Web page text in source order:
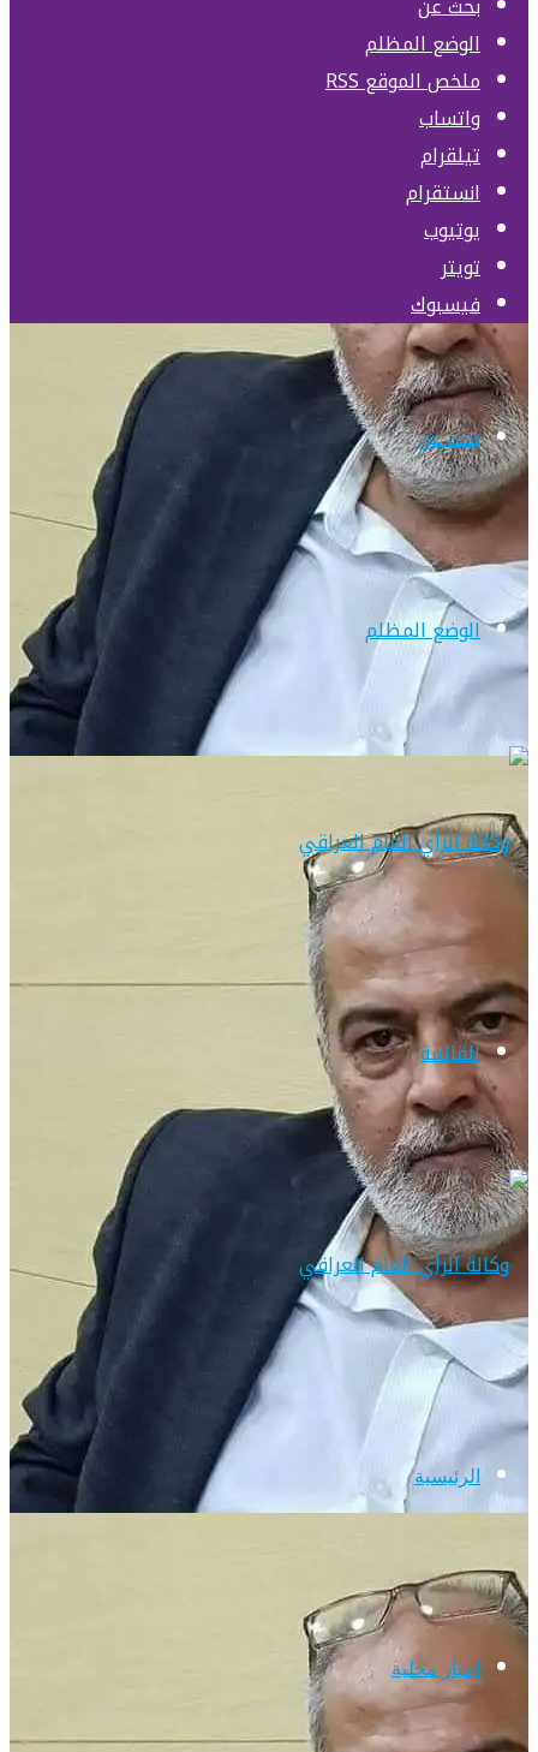
الوضع المظلم
ملخص الموقع RSS
واتساب
تيلقرام
انستقرام
يوتيوب
تويتر
فيسبوك
بحث عن
الوضع المظلم
القائمة
الرئيسية
اخبار محلية